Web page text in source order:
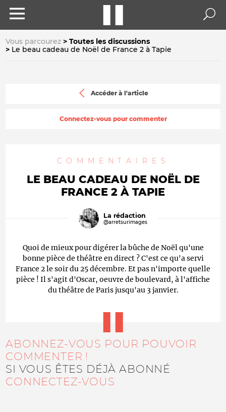
Vous parcourez
Toutes les discussions
Le beau cadeau de Noël de France 2 à Tapie
Accéder à l'article
Connectez-vous pour commenter
COMMENTAIRES
LE BEAU CADEAU DE NOËL DE
FRANCE 2 À TAPIE
La rédaction
@arretsurimages
Quoi de mieux pour digérer la bûche de Noël qu'une
bonne pièce de théâtre en direct ? C'est ce qu'a servi
France 2 le soir du 25 décembre. Et pas n'importe quelle
pièce ! Il s'agit d'Oscar, oeuvre de boulevard, à l'affiche
du théâtre de Paris jusqu'au 3 janvier.
ABONNEZ-VOUS POUR POUVOIR
COMMENTER !
SI VOUS ÊTES DÉJÀ ABONNÉ
CONNECTEZ-VOUS